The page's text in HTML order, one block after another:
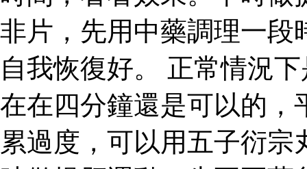
非片，先用中藥調理一段
自我恢復好。 正常情況
在在四分鐘還是可以的，
累過度，可以用五子衍